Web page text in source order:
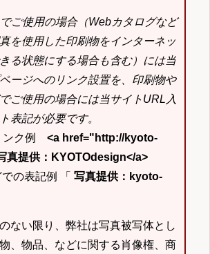
ご使用の場合（Webカタログなど
を使用した印刷物をインターネッ
る状態にする場合も含む）には当
ージへのリンク設置を、印刷物や
ご使用の場合には当サイトURL入
表記が必要です。
ンク例 <a href="http://kyoto-
真提供：KYOTOdesign</a>
の表記例 「 写真提供：kyoto-
ない限り、弊社は写真被写体とし
、物品、などに関する肖像権、商